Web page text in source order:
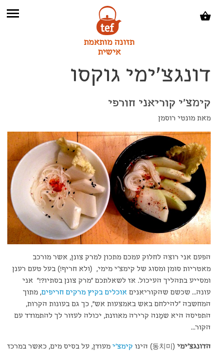
תזונה מותאמת
אישית
דונגצ'ימי גוקסו
קימצ'י קוריאני חורפי
מאת מונטי רוסמן
הפעם אני רוצה לחלוק עמכם מתכון למרק צונן, אשר מורכב
מאטריות סומן ומסוג של קימצ'י מימי, (ולא חריף!) בעל טעם רענן
ומסייע בתהליך העיכול. אז לשאלתכם "מרק צונן בסתיו?!" אני
עונה… שכשם שהקוריאנים אוכלים בקיץ מרקים חריפים, מתוך
המחשבה "להילחם באש באמצעות אש", כך גם בעונות הקרות,
התפיסה היא שמַנה קרירה מאוזנת, יכולה לעזור לך להתמודד עם
הקור…
הדונגצ'ימי (동치미) הינו קימצ'י מעודן, על בסיס מים, כאשר במרכז